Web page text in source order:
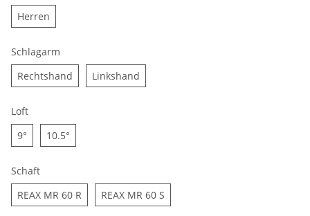
Herren
Schlagarm
Rechtshand Rechtshand
Linkshand
Loft
9°
10.5°
Schaft
REAX MR 60 R REAX MR 60 R
REAX MR 60 S